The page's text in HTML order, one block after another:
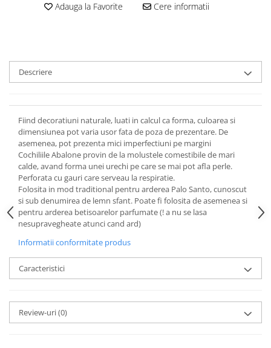
Adauga la Favorite Cere informatii
Descriere
Fiind decoratiuni naturale, luati in calcul ca forma, culoarea si
dimensiunea pot varia usor fata de poza de prezentare. De
asemenea, pot prezenta mici imperfectiuni pe margini
Cochiliile Abalone provin de la molustele comestibile de mari
calde, avand forma unei urechi pe care se mai pot afla perle.
Perforata cu gauri care serveau la respiratie.
Folosita in mod traditional pentru arderea Palo Santo, cunoscut
si sub denumirea de lemn sfant. Poate fi folosita de asemenea si
pentru arderea betisoarelor parfumate (! a nu se lasa
nesupravegheate atunci cand ard)
Informatii conformitate produs
Caracteristici
Review-uri(0)